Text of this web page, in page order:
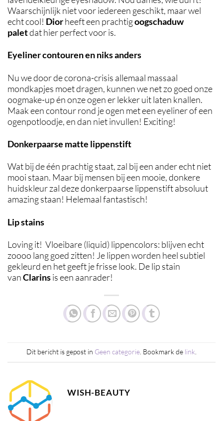
Waarschijnlijk niet voor iedereen geschikt, maar wel
echt cool! Diorheeft een prachtigoogschaduw
paletdat hier perfect voor is.
Eyeliner contouren en niks anders
Nu we door de corona-crisis allemaal massaal
mondkapjes moet dragen, kunnen we net zo goed onze
oogmake-up én onze ogen er lekker uit laten knallen.
Maak een contour rond je ogen met een eyeliner of een
ogenpotloodje, en dan niet invullen! Exciting!
Donkerpaarse matte lippenstift
Wat bij de één prachtig staat, zal bij een ander echt niet
mooi staan. Maar bij mensen bij een mooie, donkere
huidskleur zal deze donkerpaarse lippenstift absoluut
amazing staan! Helemaal fantastisch!
Lip stains
Loving it! Vloeibare (liquid) lippencolors: blijven echt
zoooo lang goed zitten! Je lippen worden heel subtiel
gekleurd en het geeft je frisse look. De lip stain
vanClarinsis een aanrader!
Dit bericht is gepost in Geen categorie. Bookmark de link.
WISH-BEAUTY